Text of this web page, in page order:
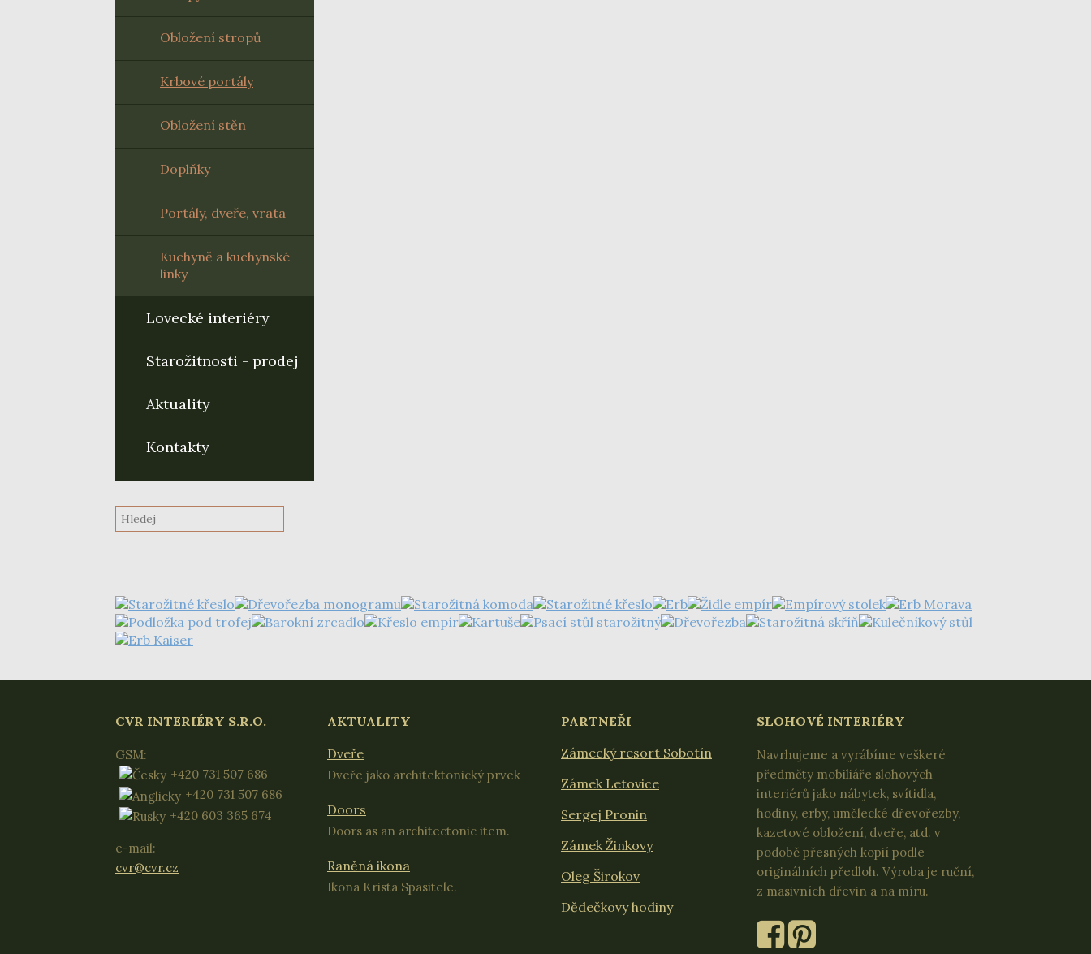
Obložení stropů
Krbové portály
Obložení stěn
Doplňky
Portály, dveře, vrata
Kuchyně a kuchynské
linky
Lovecké interiéry
Starožitnosti - prodej
Aktuality
Kontakty
CVR INTERIÉRY S.R.O.
GSM:
+420 731 507 686
+420 731 507 686
+420 603 365 674
e-mail:
cvr@cvr.cz
AKTUALITY
Dveře
Dveře jako architektonický prvek
Doors
Doors as an architectonic item.
Raněná ikona
Ikona Krista Spasitele.
PARTNEŘI
Zámecký resort Sobotín
Zámek Letovice
Sergej Pronin
Zámek Žinkovy
Oleg Širokov
Dědečkovy hodiny
SLOHOVÉ INTERIÉRY
Navrhujeme a vyrábíme veškeré
předměty mobiliáře slohových
interiérů jako nábytek, svítidla,
hodiny, erby, umělecké dřevořezby,
kazetové obložení, dveře, atd. v
podobě přesných kopií podle
originálních předloh. Výroba je ruční,
z masivních dřevin a na míru.